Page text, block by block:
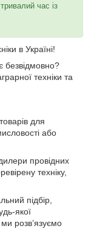
час із
в Україні!
безвідмовно?
техніки та
для
або
провідних
техніку,
підбір,
якої
розв’язуємо